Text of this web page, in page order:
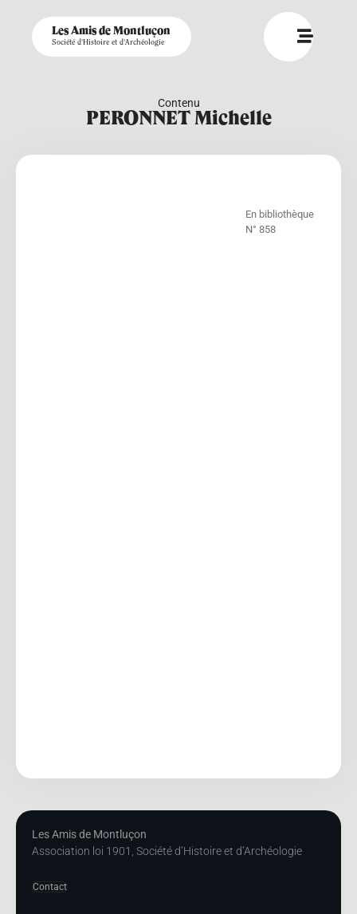
Les Amis de Montluçon
Société d'Histoire et d'Archéologie
Contenu
PERONNET Michelle
En bibliothèque
N° 858
Les Amis de Montluçon
Association loi 1901, Société d’Histoire et d’Archéologie
Contact